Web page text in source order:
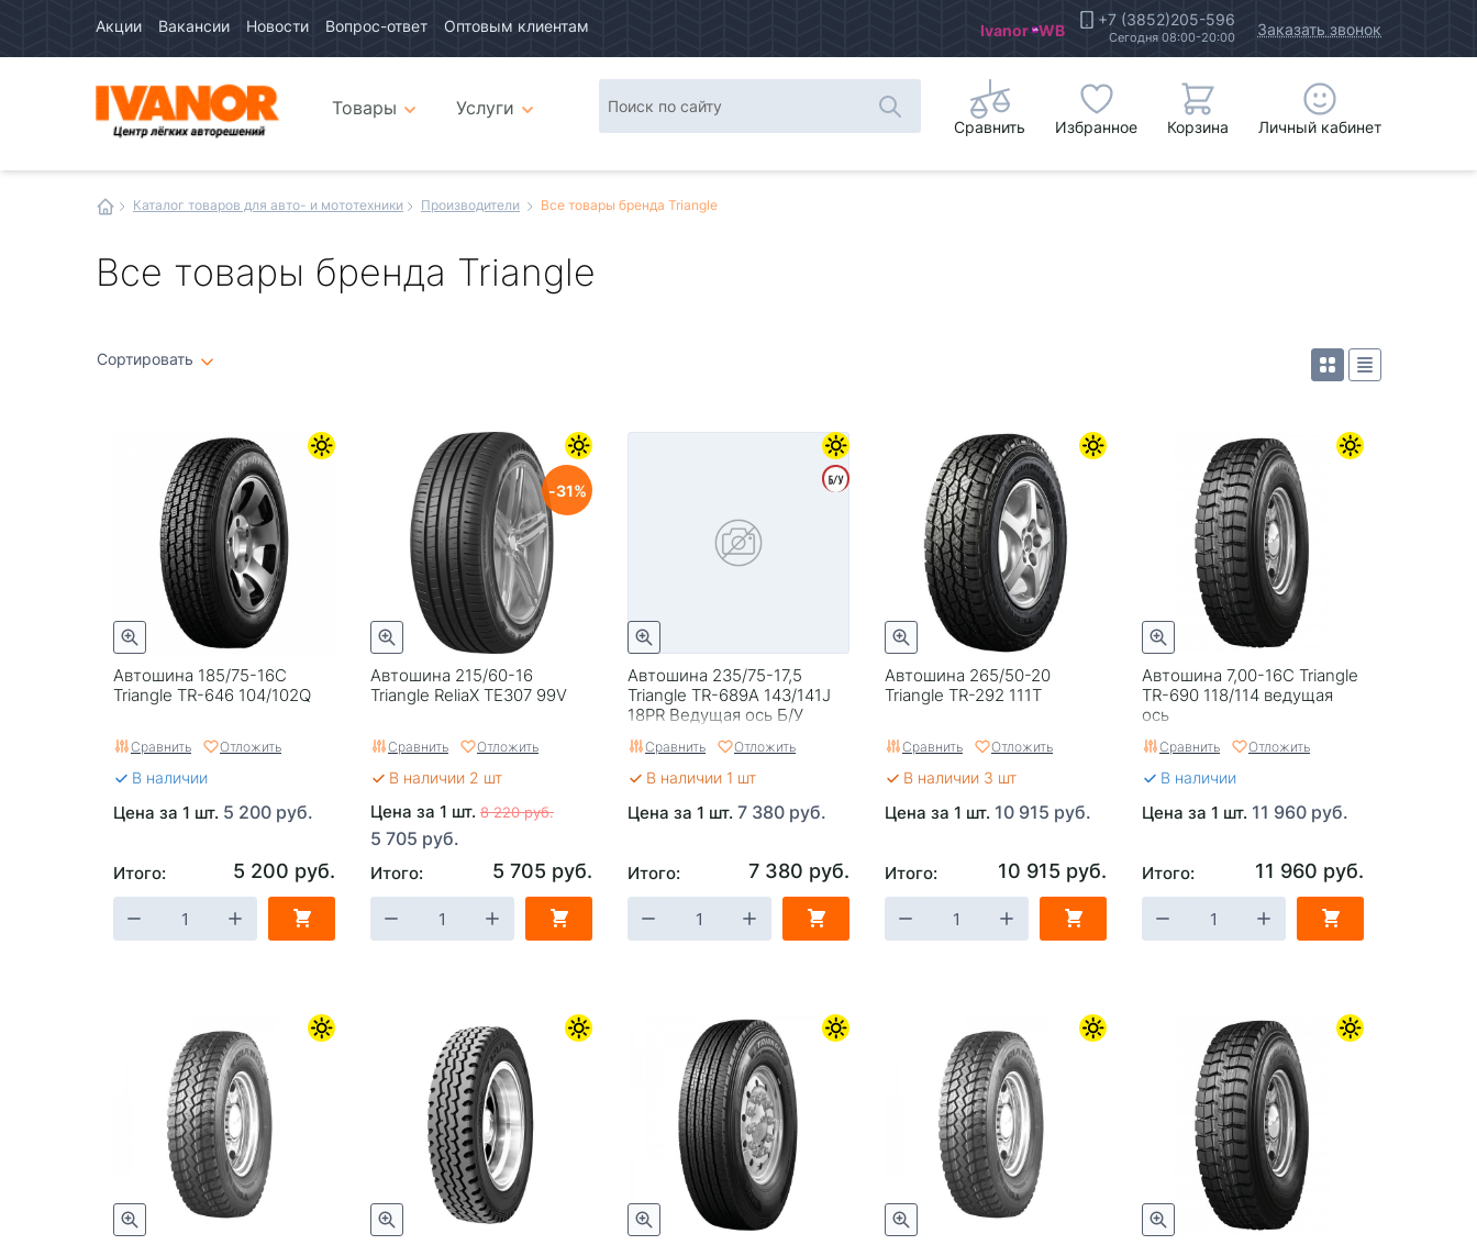
Акции Вакансии Новости Вопрос-ответ Оптовым клиентам Ivanor WB +7 (3852)205-596
Сегодня 08:00-20:00 Заказать звонок
интернетТовары
Услуги
Сравнить Избранное Корзина Личный кабинет
Каталог товаров для авто- и мототехники Производители Все товары бренда Triangle
Все товары бренда Triangle
Сортировать
Автошина 185/75-16C
Triangle TR-646 104/102Q
Сравнить Отложить
В наличии
Цена за 1 шт. 5 200 руб.
Итого: 5 200 руб.
Автошина 215/60-16
Triangle ReliaX TE307 99V
31
Сравнить Отложить
В наличии 2 шт
Цена за 1 шт. 8 220 руб.
5 705 руб.
Итого: 5 705 руб.
Автошина 235/75-17,5
Triangle TR-689A 143/141J
18PR Ведущая ось Б/У
Сравнить Отложить
В наличии 1 шт
Цена за 1 шт. 7 380 руб.
Итого: 7 380 руб.
Автошина 265/50-20
Triangle TR-292 111T
Сравнить Отложить
В наличии 3 шт
Цена за 1 шт. 10 915 руб.
Итого: 10 915 руб.
Автошина 7,00-16C Triangle
TR-690 118/114 ведущая
ось
Сравнить Отложить
В наличии
Цена за 1 шт. 11 960 руб.
Итого: 11 960 руб.